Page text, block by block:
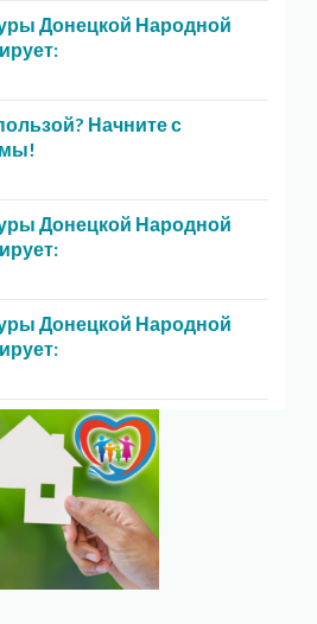
Донецкой Народной
Начните с
Донецкой Народной
Донецкой Народной